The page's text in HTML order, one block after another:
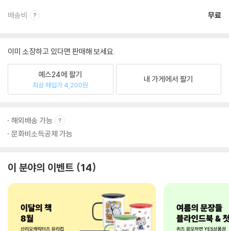
배송비 무료
이미 소장하고 있다면 판매해 보세요.
예스24에 팔기
최상 매입가 4,200원
내 가게에서 팔기
해외배송 가능
문화비소득공제 가능
이 분야의 이벤트 14